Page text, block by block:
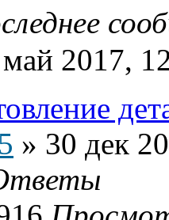
2017,
» 30 дек